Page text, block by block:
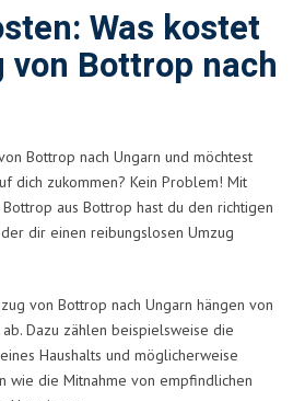
Was kostet
von Bottrop nach
Bottrop nach Ungarn und möchtest
dich zukommen? Kein Problem! Mit
aus Bottrop hast du den richtigen
dir einen reibungslosen Umzug
von Bottrop nach Ungarn hängen von
Dazu zählen beispielsweise die
Haushalts und möglicherweise
wie die Mitnahme von empfindlichen